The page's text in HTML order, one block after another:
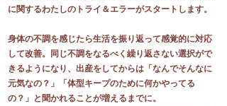
に関するわたしのトライ＆エラーがスタートします。
身体の不調を感じたら生活を振り返って感覚的に対応
して改善。同じ不調をなるべく繰り返さない選択がで
きるようになり、出産をしてからは「なんでそんなに
元気なの？」「体型キープのために何かやってる
の？」と聞かれることが増えるまでに。